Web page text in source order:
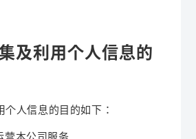
及利用个人信息的
人信息的目的如下：
营本公司服务